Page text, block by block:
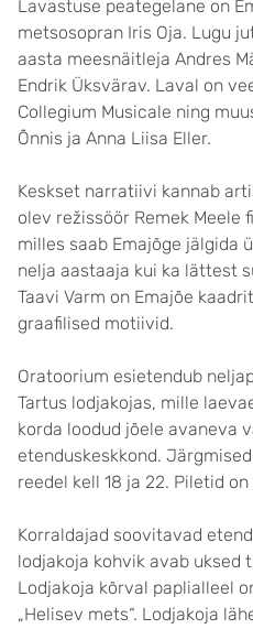
Lavastuse peategelane on
metsosopran Iris Oja. Lugu
aasta meesnäitleja Andres
Endrik Üksvärav. Laval on
Collegium Musicale ning
Õnnis ja Anna Liisa Eller.
Keskset narratiivi kannab
olev režissöör Remek Meele
milles saab Emajõge jälgida
nelja aastaaja kui ka lättest
Taavi Varm on Emajõe
graafilised motiivid.
Oratoorium esietendub
Tartus lodjakojas, mille
korda loodud jõele avaneva
etenduskeskkond.
reedel kell 18 ja 22. Piletid
Korraldajad soovitavad
lodjakoja kohvik avab uksed
Lodjakoja kõrval paplialleel
„Helisev mets“. Lodjakoja